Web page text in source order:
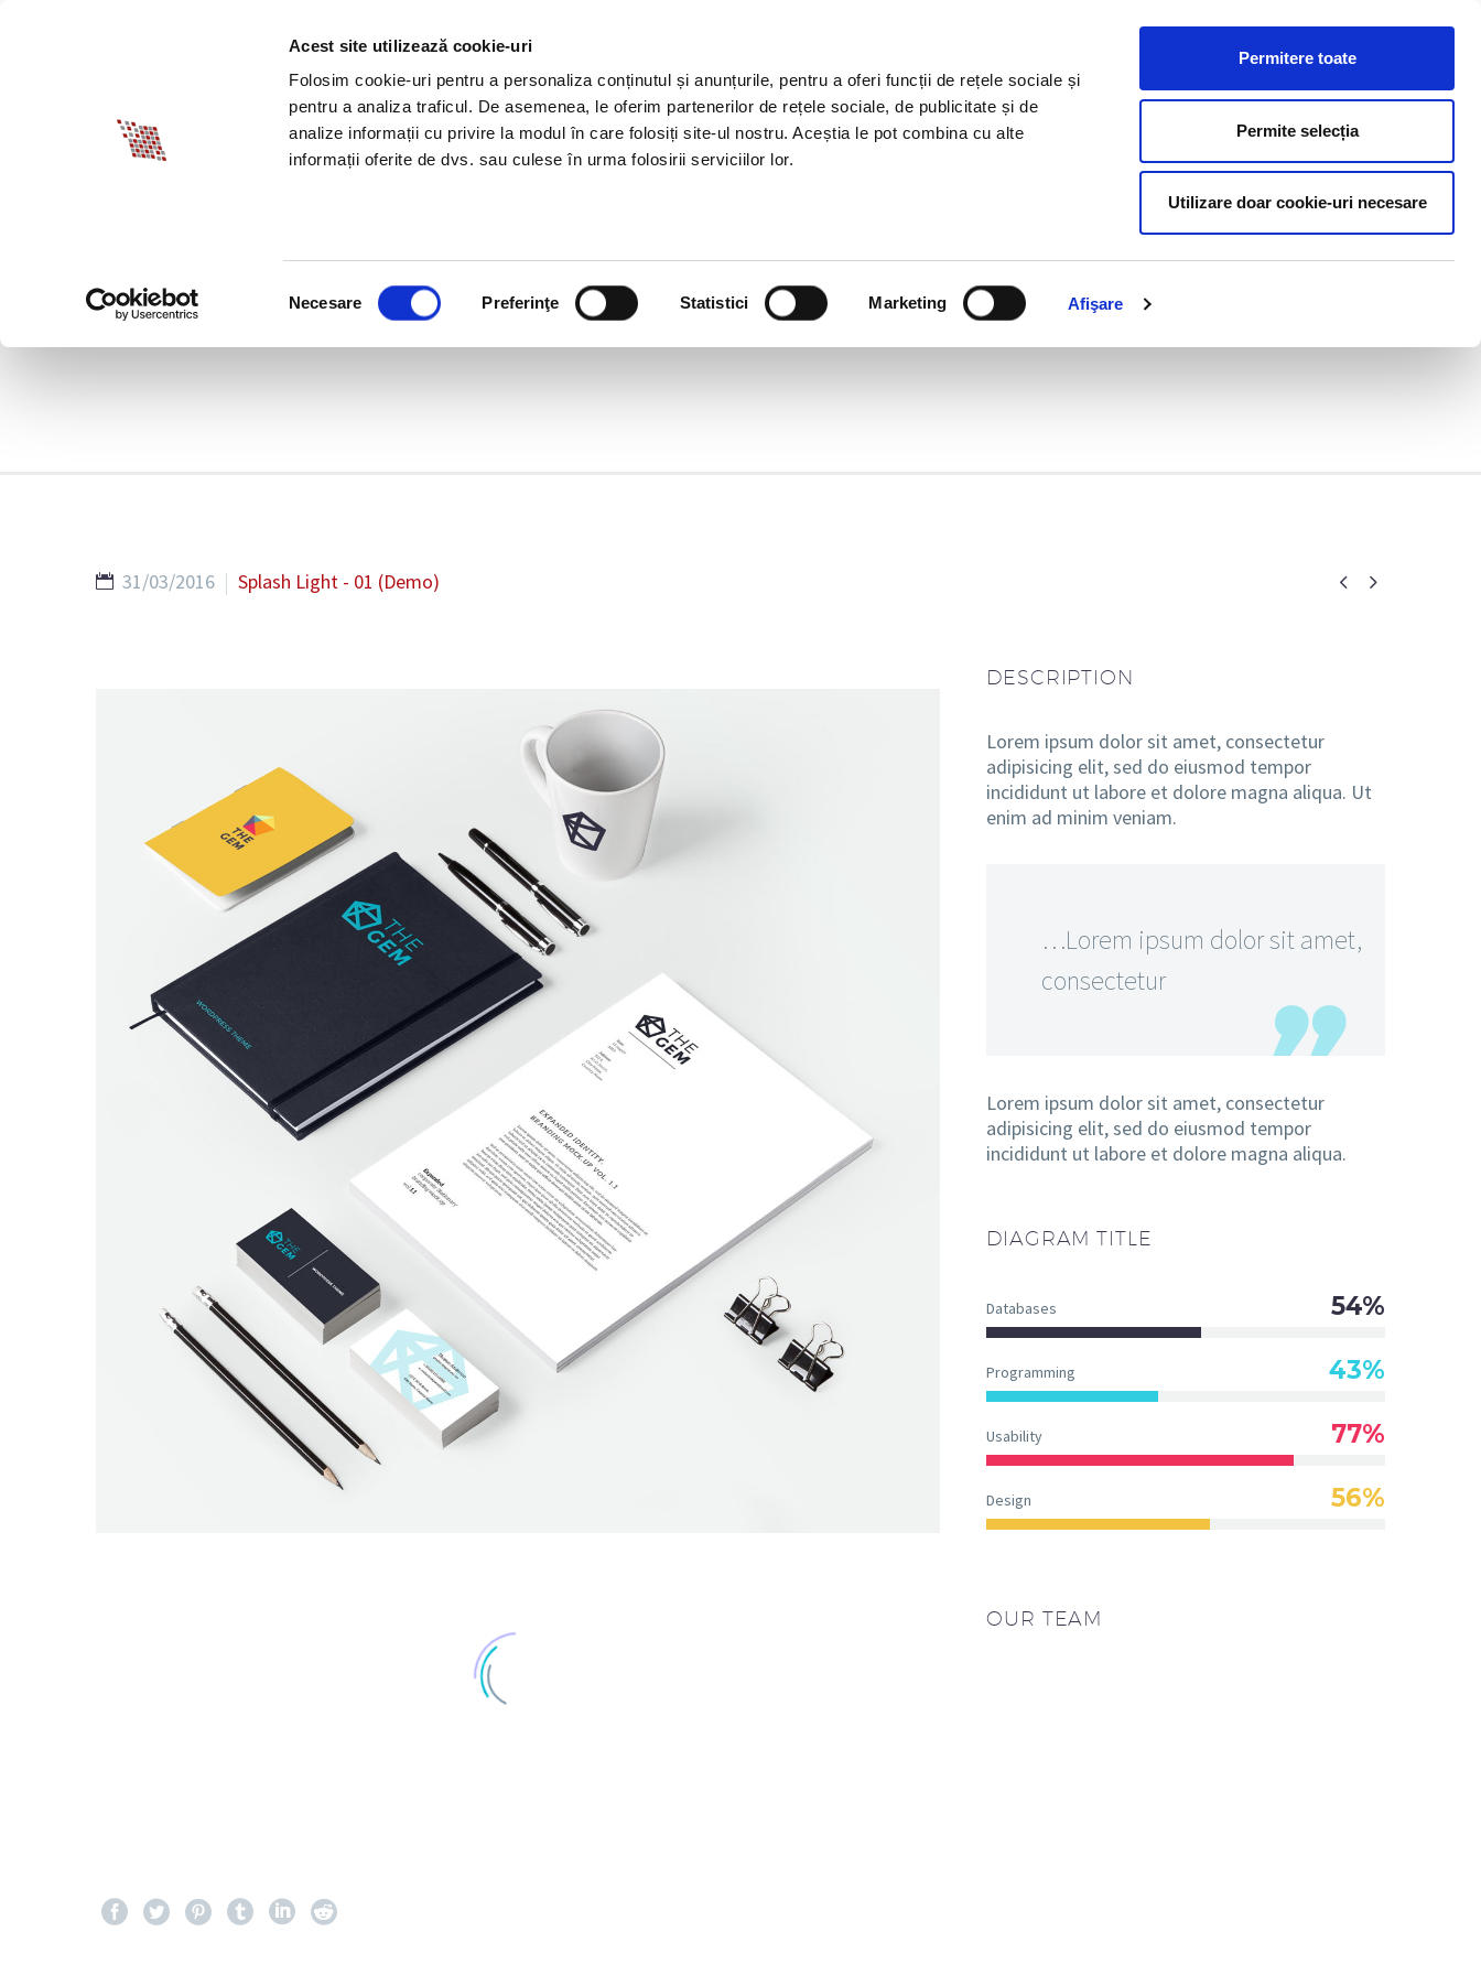
Acest site utilizează cookie-uri
Folosim cookie-uri pentru a personaliza conținutul și anunțurile, pentru a oferi funcții de rețele sociale și
pentru a analiza traficul. De asemenea, le oferim partenerilor de rețele sociale, de publicitate și de
analize informații cu privire la modul în care folosiți site-ul nostru. Aceștia le pot combina cu alte
informații oferite de dvs. sau culese în urma folosirii serviciilor lor.
consimțământului
Necesare Preferinţe Statistici Marketing Afişare
Permitere toate
Permite selecția
Utilizare doar cookie-uri necesare
ABOUT BIA SPECIAL OFFERS BLOG CONTACT US
BRANDING & CONSULTING TRENDY STYLE
 
31/03/2016 Splash Light - 01 (Demo)
DESCRIPTION
Lorem ipsum dolor sit amet, consectetur
adipisicing elit, sed do eiusmod tempor
incididunt ut labore et dolore magna aliqua. Ut
enim ad minim veniam.
…Lorem ipsum dolor sit amet,
consectetur
Lorem ipsum dolor sit amet, consectetur
adipisicing elit, sed do eiusmod tempor
incididunt ut labore et dolore magna aliqua.
DIAGRAM TITLE
Databases 54%
Programming 43%
Usability 77%
Design 56%
OUR TEAM